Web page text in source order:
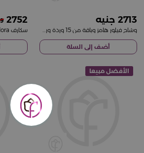
2713
وشاح فيلور هامز وباقة من 15 وردة وردية
أضف إلى السلة
2752
سكارف Flora مع فازة ورد 20 وردة
الأفضل مبيعا